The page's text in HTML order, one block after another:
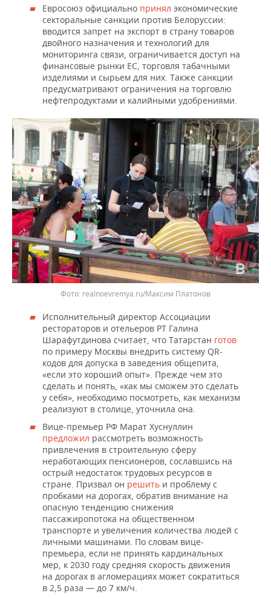
Евросоюз официально принял экономические
секторальные санкции против Белоруссии:
вводится запрет на экспорт в страну товаров
двойного назначения и технологий для
мониторинга связи, ограничивается доступ на
финансовые рынки ЕС, торговля табачными
изделиями и сырьем для них. Также санкции
предусматривают ограничения на торговлю
нефтепродуктами и калийными удобрениями.
realnoevremya.ru/Максим Платонов
Исполнительный директор Ассоциации
рестораторов и отельеров РТ Галина
Шарафутдинова считает, что Татарстан готов
по примеру Москвы внедрить систему QR-
кодов для допуска в заведения общепита,
«если это хороший опыт». Прежде чем это
сделать и понять, «как мы сможем это сделать
у себя», необходимо посмотреть, как механизм
реализуют в столице, уточнила она.
Вице-премьер РФ Марат Хуснуллин
предложил рассмотреть возможность
привлечения в строительную сферу
неработающих пенсионеров, сославшись на
острый недостаток трудовых ресурсов в
стране. Призвал он решить и проблему с
пробками на дорогах, обратив внимание на
опасную тенденцию снижения
пассажиропотока на общественном
транспорте и увеличения количества людей с
личными машинами. По словам вице-
премьера, если не принять кардинальных
мер, к 2030 году средняя скорость движения
на дорогах в агломерациях может сократиться
в 2,5 раза — до 7 км/ч.